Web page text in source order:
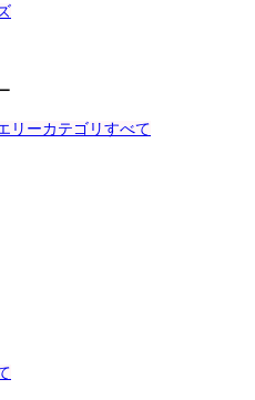
リーカテゴリすべて